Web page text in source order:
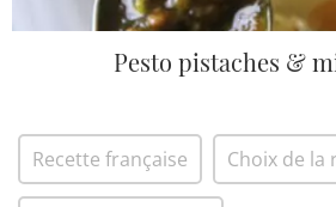
Pesto pistaches &
Recette française Choix de la